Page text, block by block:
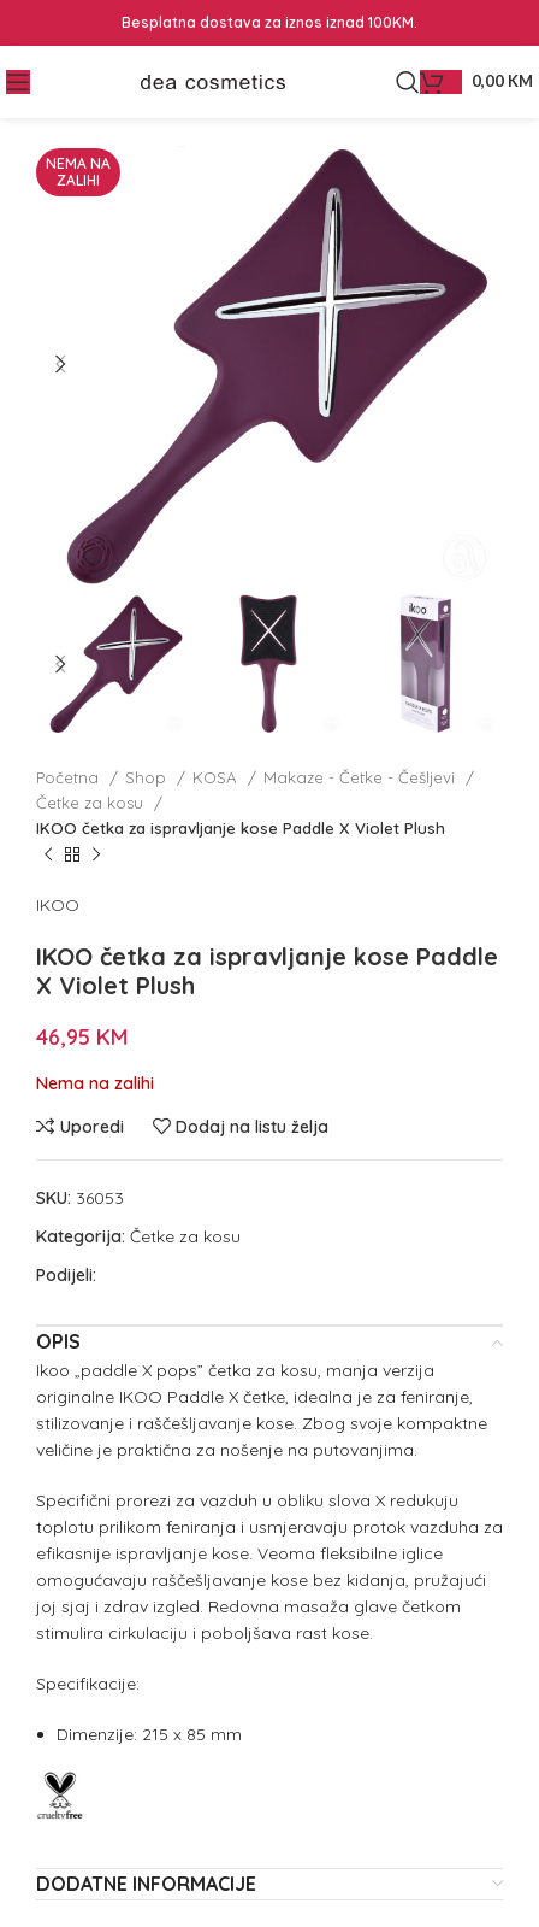
Besplatna dostava za iznos iznad 100KM.
0,00 KM
NEMA NA
ZALIHI
Početna Shop KOSA
Makaze - Četke - Češljevi
Četke za kosu
IKOO četka za ispravljanje kose Paddle X Violet Plush
IKOO
IKOO četka za ispravljanje kose Paddle
X Violet Plush
46,95 KM
Nema na zalihi
Uporedi
Dodaj na listu želja
SKU: 36053
Kategorija: Četke za kosu
Podijeli:
OPIS
Ikoo „paddle X pops” četka za kosu, manja verzija
originalne IKOO Paddle X četke, idealna je za feniranje,
stilizovanje i raščešljavanje kose. Zbog svoje kompaktne
veličine je praktična za nošenje na putovanjima.
Specifični prorezi za vazduh u obliku slova X redukuju
toplotu prilikom feniranja i usmjeravaju protok vazduha za
efikasnije ispravljanje kose. Veoma fleksibilne iglice
omogućavaju raščešljavanje kose bez kidanja, pružajući
joj sjaj i zdrav izgled. Redovna masaža glave četkom
stimulira cirkulaciju i poboljšava rast kose.
Specifikacije:
Dimenzije: 215 x 85 mm
DODATNE INFORMACIJE